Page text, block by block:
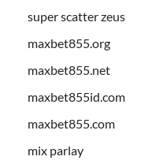
super scatter zeus
maxbet855.org
maxbet855.net
maxbet855id.com
maxbet855.com
mix parlay